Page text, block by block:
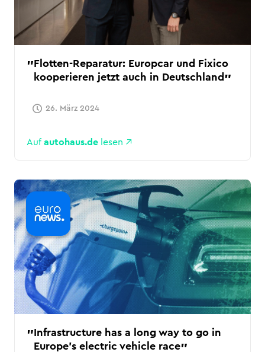
Flotten-Reparatur: Europcar und Fixico
kooperieren jetzt auch in Deutschland
26. März 2024
Auf autohaus.de lesen
Infrastructure has a long way to go in
Europe's electric vehicle race